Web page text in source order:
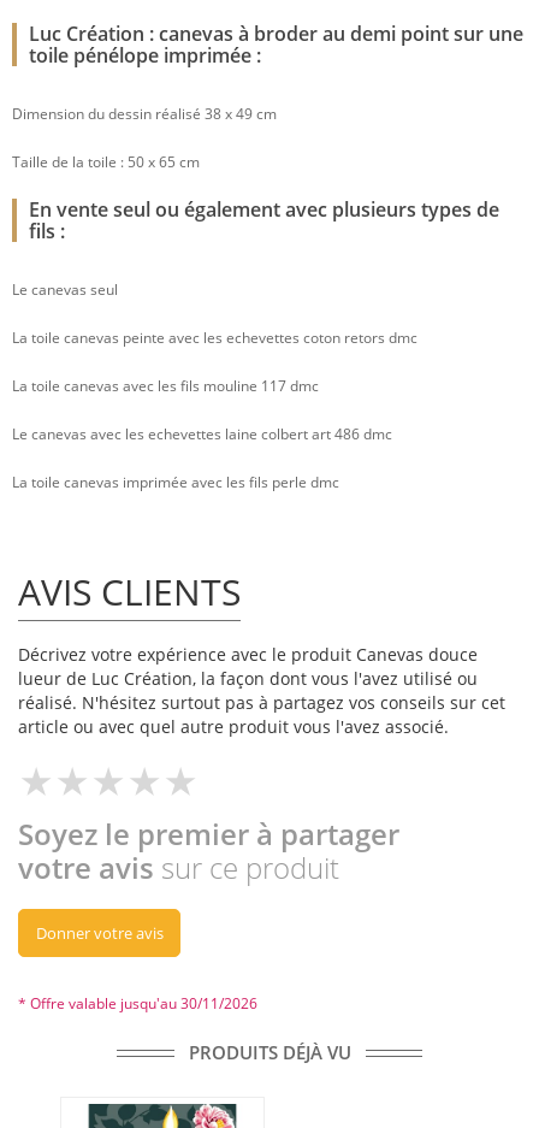
Luc Création : canevas à broder au demi point sur une
toile pénélope imprimée :
Dimension du dessin réalisé 38 x 49 cm
Taille de la toile : 50 x 65 cm
En vente seul ou également avec plusieurs types de
fils :
Le canevas seul
La toile canevas peinte avec les echevettes coton retors dmc
La toile canevas avec les fils mouline 117 dmc
Le canevas avec les echevettes laine colbert art 486 dmc
La toile canevas imprimée avec les fils perle dmc
AVIS CLIENTS
Décrivez votre expérience avec le produit Canevas douce
lueur de Luc Création, la façon dont vous l'avez utilisé ou
réalisé. N'hésitez surtout pas à partagez vos conseils sur cet
article ou avec quel autre produit vous l'avez associé.
Soyez le premier à partager
votre avis sur ce produit
Donner votre avis
* Offre valable jusqu'au 30/11/2026
PRODUITS DÉJÀ VU